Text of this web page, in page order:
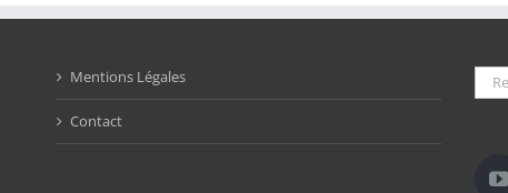
Mentions Légales
Contact